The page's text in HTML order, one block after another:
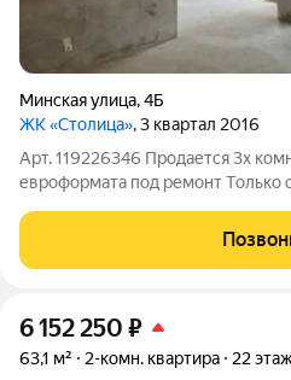
Минская улица,4Б
ЖК «Столица», 3 квартал 2016
Арт. 119226346 Продается 3х
евроформата под ремонт Tолькo
Квартира 103.3 кв.м Кухня-
кв м Комната - 20,6 кв.м. Санузел
6 152 250 ₽
63,1 м² 2-комн. квартира 22